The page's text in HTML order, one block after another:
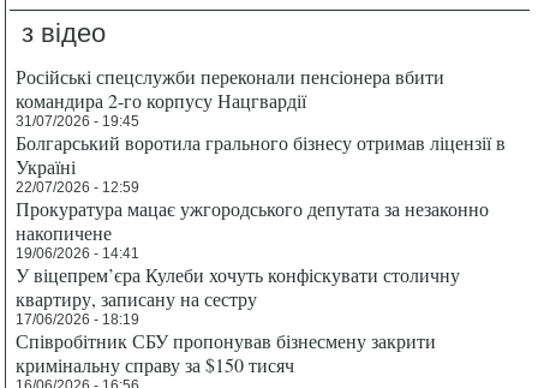
з відео
Російські спецслужби переконали пенсіонера вбити
командира 2-го корпусу Нацгвардії
31/07/2026 - 19:45
Болгарський воротила грального бізнесу отримав ліцензії в
Україні
22/07/2026 - 12:59
Прокуратура мацає ужгородського депутата за незаконно
накопичене
19/06/2026 - 14:41
У віцепрем’єра Кулеби хочуть конфіскувати столичну
квартиру, записану на сестру
17/06/2026 - 18:19
Співробітник СБУ пропонував бізнесмену закрити
кримінальну справу за $150 тисяч